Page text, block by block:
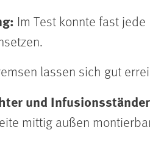
Im Test konnte fast
lassen sich gut
und
mittig außen